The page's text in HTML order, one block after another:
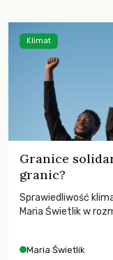
Granice
granic?
Sprawiedliwość
Maria Świetlik w
Maria Świetlik
Klimat